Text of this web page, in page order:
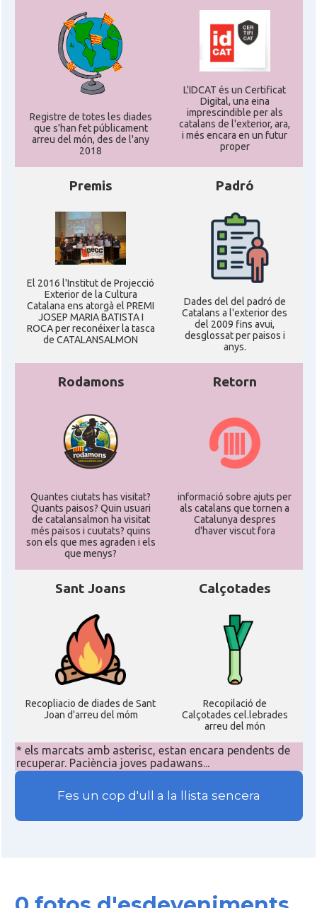
Registre de totes les diades
que s'han fet públicament
arreu del món, des de l'any
2018
L'IDCAT és un Certificat
Digital, una eina
imprescindible per als
catalans de l'exterior, ara,
i més encara en un futur
proper
Premis
El 2016 l'Institut de Projecció
Exterior de la Cultura
Catalana ens atorgà el PREMI
JOSEP MARIA BATISTA I
ROCA per reconéixer la tasca
de CATALANSALMON
Padró
Dades del del padró de
Catalans a l'exterior des
del 2009 fins avui,
desglossat per paisos i
anys.
Rodamons
Quantes ciutats has visitat?
Quants paisos? Quin usuari
de catalansalmon ha visitat
més països i cuutats? quins
son els que mes agraden i els
que menys?
Retorn
informació sobre ajuts per
als catalans que tornen a
Catalunya despres
d'haver viscut fora
Sant Joans
Recopliacio de diades de Sant
Joan d'arreu del móm
Calçotades
Recopilació de
Calçotades cel.lebrades
arreu del món
* els marcats amb asterisc, estan encara pendents de
recuperar. Paciència joves padawans...
Fes un cop d'ull a la llista sencera